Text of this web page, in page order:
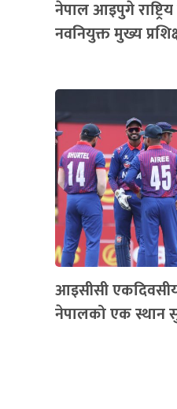
नेपाल आइपुगे
नवनियुक्त मुख्य
आइसीसी
नेपालको एक स्थान